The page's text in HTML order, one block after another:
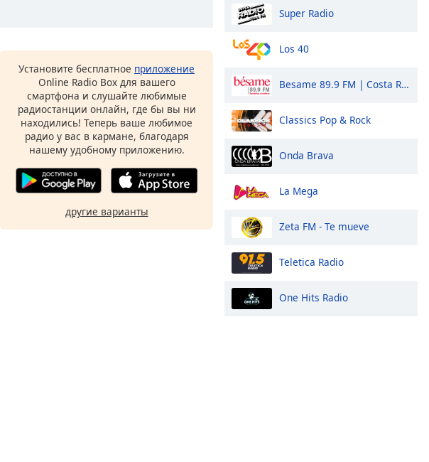
Установите бесплатное приложение
Online Radio Box для вашего
смартфона и слушайте любимые
радиостанции онлайн, где бы вы ни
находились! Теперь ваше любимое
радио у вас в кармане, благодаря
нашему удобному приложению.
другие варианты
Super Radio
Los 40
Besame 89.9 FM | Costa Rica
Classics Pop & Rock
Onda Brava
La Mega
Zeta FM - Te mueve
Teletica Radio
One Hits Radio